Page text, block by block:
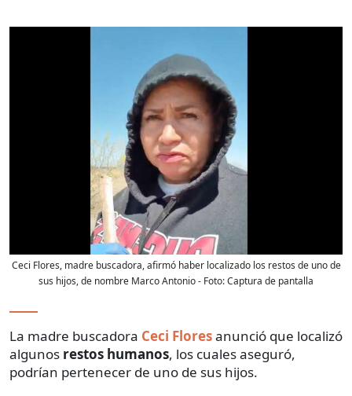
Ceci Flores, madre buscadora, afirmó haber localizado los restos de uno de
sus hijos, de nombre Marco Antonio- Foto:Captura de pantalla
La madre buscadora Ceci Floresanunció que localizó
algunos restos humanos, los cuales aseguró,
podrían pertenecer de uno de sus hijos.